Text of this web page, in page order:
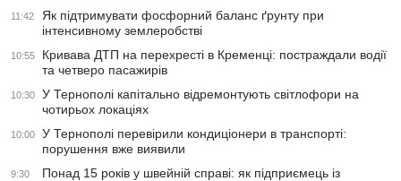
11:42
Як підтримувати фосфорний баланс ґрунту при
інтенсивному землеробстві
10:55
Кривава ДТП на перехресті в Кременці: постраждали водії
та четверо пасажирів
10:30
У Тернополі капітально відремонтують світлофори на
чотирьох локаціях
10:00
У Тернополі перевірили кондиціонери в транспорті:
порушення вже виявили
9:30 Понад 15 років у швейній справі: як підприємець із